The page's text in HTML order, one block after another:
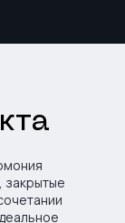
закрытые